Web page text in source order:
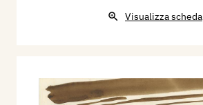
Visualizza scheda